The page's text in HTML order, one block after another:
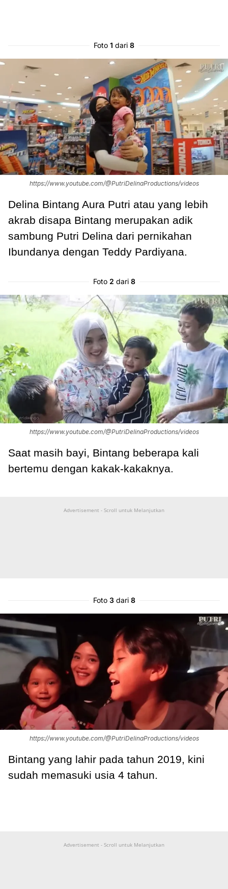
Foto 1 dari 8
https://www.youtube.com/@PutriDelinaProductions/videos
Delina Bintang Aura Putri atau yang lebih
akrab disapa Bintang merupakan adik
sambung Putri Delina dari pernikahan
Ibundanya dengan Teddy Pardiyana.
Foto 2 dari 8
https://www.youtube.com/@PutriDelinaProductions/videos
Saat masih bayi, Bintang beberapa kali
bertemu dengan kakak-kakaknya.
Advertisement - Scroll untuk Melanjutkan
Foto 3dari 8
https://www.youtube.com/@PutriDelinaProductions/videos
Bintang yang lahir pada tahun 2019, kini
sudah memasuki usia 4 tahun.
Advertisement - Scroll untuk Melanjutkan